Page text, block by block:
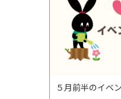
５月前半のイベ